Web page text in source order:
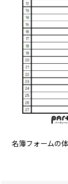
名簿フォームの